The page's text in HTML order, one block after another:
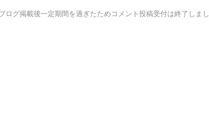
ログ掲載後一定期間を過ぎたためコメント投稿受付は終了しま